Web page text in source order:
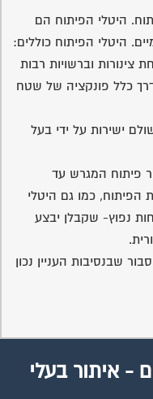
היטלי הפיתוח הם
היטלי הפיתוח כוללים:
וברשויות רבות
כלל פונקציה של שטח
ישירות על ידי בעל
פיתוח המגרש עד
הפיתוח, כמו גם היטלי
נפוץ- שקבלן יבצע
שבנסיבות העניין נכון
- איתור בעלי